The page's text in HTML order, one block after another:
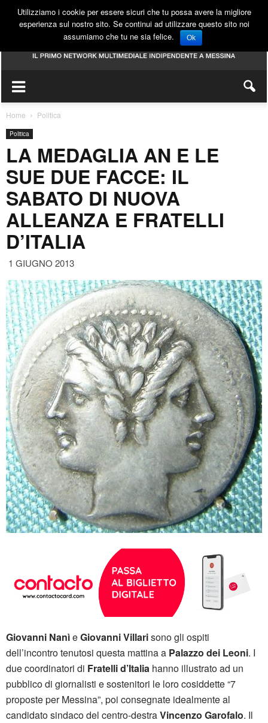
Home Politica
Politica
LA MEDAGLIA AN E LE
SUE DUE FACCE: IL
SABATO DI NUOVA
ALLEANZA E FRATELLI
D’ITALIA
1 GIUGNO 2013
Giovanni NanìeGiovanni Villarisono gli ospiti
dell’incontro tenutosi questa mattina a Palazzo dei Leoni. I
due coordinatori di Fratelli d’Italia hanno illustrato ad un
pubblico di giornalisti e sostenitori le loro cosiddette “7
proposte per Messina”, poi consegnate idealmente al
candidato sindaco del centro-destraVincenzo Garofalo. Il
Utilizziamo i cookie per essere sicuri che tu possa avere la migliore
esperienza sul nostro sito. Se continui ad utilizzare questo sito noi
assumiamo che tu ne sia felice.
Ok